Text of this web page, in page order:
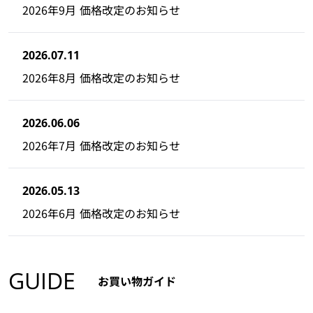
2026年9月 価格改定のお知らせ
2026.07.11
2026年8月 価格改定のお知らせ
2026.06.06
2026年7月 価格改定のお知らせ
2026.05.13
2026年6月 価格改定のお知らせ
GUIDE お買い物ガイド